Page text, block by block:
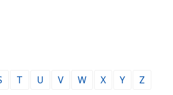
T U V W X Y Z